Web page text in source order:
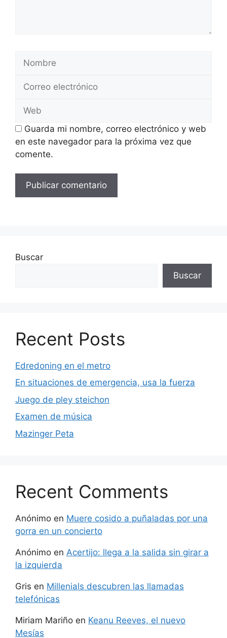
electrónico
Guarda mi nombre, correo electrónico y web
en este navegador para la próxima vez que
comente.
Buscar
Buscar
Recent Posts
Edredoning en el metro
En situaciones de emergencia, usa la fuerza
Juego de pley steichon
Examen de música
Mazinger Peta
Recent Comments
Anónimo en Muere cosido a puñaladas por una
gorra en un concierto
Anónimo en Acertijo: llega a la salida sin girar a
la izquierda
Gris en Millenials descubren las llamadas
telefónicas
Miriam Mariño en Keanu Reeves, el nuevo
Mesías